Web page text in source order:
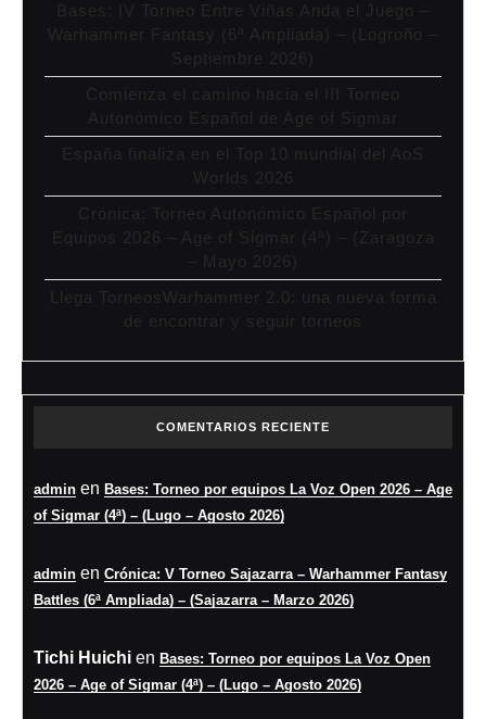
Bases: IV Torneo Entre Viñas Anda el Juego –
Warhammer Fantasy (6ª Ampliada) – (Logroño –
Septiembre 2026)
Comienza el camino hacia el III Torneo
Autonómico Español de Age of Sigmar
España finaliza en el Top 10 mundial del AoS
Worlds 2026
Crónica: Torneo Autonómico Español por
Equipos 2026 – Age of Sigmar (4ª) – (Zaragoza
– Mayo 2026)
Llega TorneosWarhammer 2.0: una nueva forma
de encontrar y seguir torneos
COMENTARIOS RECIENTE
admin en Bases: Torneo por equipos La Voz Open 2026 – Age
of Sigmar (4ª) – (Lugo – Agosto 2026)
admin en Crónica: V Torneo Sajazarra – Warhammer Fantasy
Battles (6ª Ampliada) – (Sajazarra – Marzo 2026)
Tichi Huichi en Bases: Torneo por equipos La Voz Open
2026 – Age of Sigmar (4ª) – (Lugo – Agosto 2026)